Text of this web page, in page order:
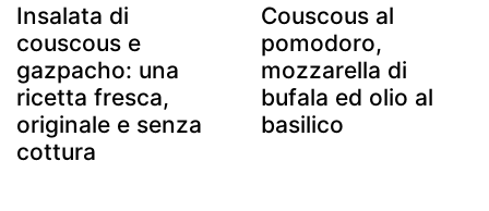
Insalata di
couscous e
gazpacho: una
ricetta fresca,
originale e senza
cottura
Couscous al
pomodoro,
mozzarella di
bufala ed olio al
basilico